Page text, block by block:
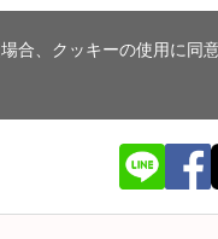
合、クッキーの使用に同